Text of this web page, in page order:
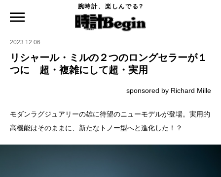
腕時計、楽しんでる?
リシャール・ミルの２つのロングセラーが１つに 超・複雑にして超・実用
2023.12.06
リシャール・ミルの２つのロングセラーが１
つに 超・複雑にして超・実用
sponsored by Richard Mille
モダンラグジュアリーの雄に待望のニューモデルが登場。実用的
高機能はそのままに、新たなトノー型へと進化した！？